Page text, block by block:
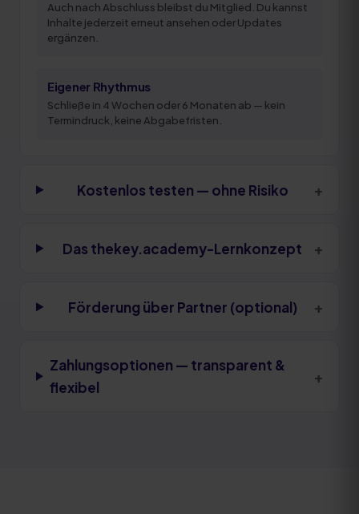
Auch nach Abschluss bleibst du Mitglied. Du kannst
Inhalte jederzeit erneut ansehen oder Updates
ergänzen.
Eigener Rhythmus
Schließe in 4 Wochen oder 6 Monaten ab — kein
Termindruck, keine Abgabefristen.
Kostenlos testen — ohne Risiko +
Das thekey.academy-Lernkonzept +
Förderung über Partner (optional) +
Zahlungsoptionen — transparent &
flexibel
+